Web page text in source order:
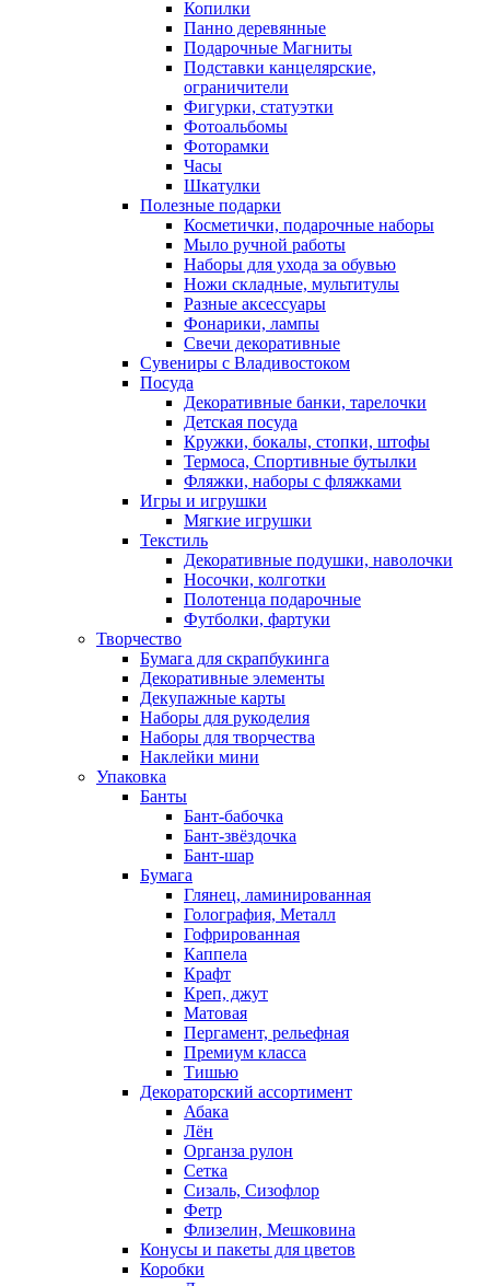
Копилки
Панно деревянные
Подарочные Магниты
Подставки канцелярские,
ограничители
Фигурки, статуэтки
Фотоальбомы
Фоторамки
Часы
Шкатулки
Полезные подарки
Косметички, подарочные наборы
Мыло ручной работы
Наборы для ухода за обувью
Ножи складные, мультитулы
Разные аксессуары
Фонарики, лампы
Свечи декоративные
Сувениры с Владивостоком
Посуда
Декоративные банки, тарелочки
Детская посуда
Кружки, бокалы, стопки, штофы
Термоса, Спортивные бутылки
Фляжки, наборы с фляжками
Игры и игрушки
Мягкие игрушки
Текстиль
Декоративные подушки, наволочки
Носочки, колготки
Полотенца подарочные
Футболки, фартуки
Творчество
Бумага для скрапбукинга
Декоративные элементы
Декупажные карты
Наборы для рукоделия
Наборы для творчества
Наклейки мини
Упаковка
Банты
Бант-бабочка
Бант-звёздочка
Бант-шар
Бумага
Глянец, ламинированная
Голография, Металл
Гофрированная
Каппела
Крафт
Креп, джут
Матовая
Пергамент, рельефная
Премиум класса
Тишью
Декораторский ассортимент
Абака
Лён
Органза рулон
Сетка
Сизаль, Сизофлор
Фетр
Флизелин, Мешковина
Конусы и пакеты для цветов
Коробки